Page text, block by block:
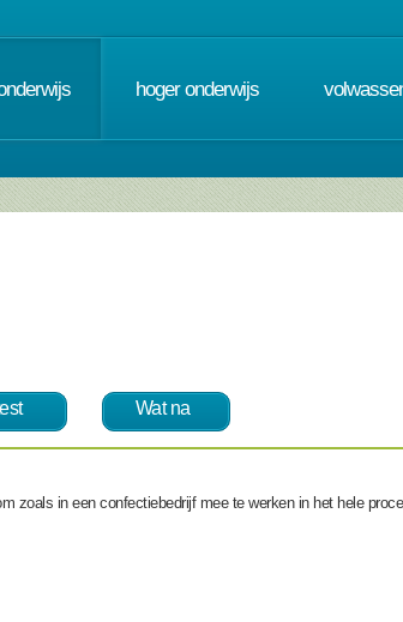
hoger onderwijs
Wat na
zoals in een confectiebedrijf mee te werken in het hele